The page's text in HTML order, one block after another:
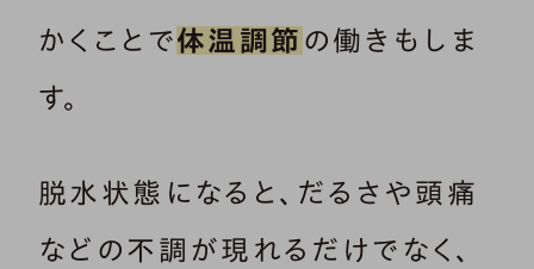
かくことで体温調節 の働きもしま
す。
脱水状態になると、だるさや頭痛
などの不調が現れるだけでなく、